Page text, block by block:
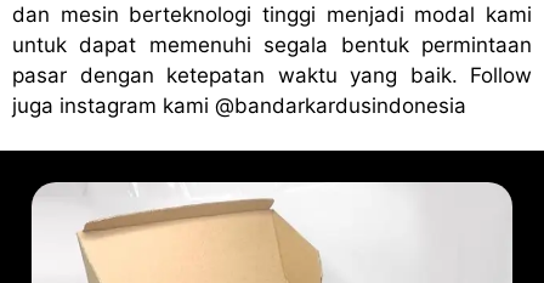
dan mesin berteknologi tinggi menjadi modal kami
untuk dapat memenuhi segala bentuk permintaan
pasar dengan ketepatan waktu yang baik. Follow
juga instagram kami @bandarkardusindonesia